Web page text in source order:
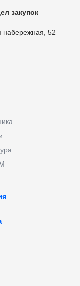
закупок
набережная, 52